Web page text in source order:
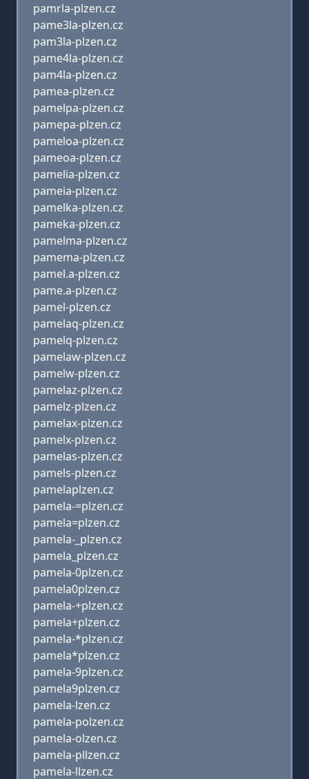
pamrla-plzen.cz
pame3la-plzen.cz
pam3la-plzen.cz
pame4la-plzen.cz
pam4la-plzen.cz
pamea-plzen.cz
pamelpa-plzen.cz
pamepa-plzen.cz
pameloa-plzen.cz
pameoa-plzen.cz
pamelia-plzen.cz
pameia-plzen.cz
pamelka-plzen.cz
pameka-plzen.cz
pamelma-plzen.cz
pamema-plzen.cz
pamel.a-plzen.cz
pame.a-plzen.cz
pamel-plzen.cz
pamelaq-plzen.cz
pamelq-plzen.cz
pamelaw-plzen.cz
pamelw-plzen.cz
pamelaz-plzen.cz
pamelz-plzen.cz
pamelax-plzen.cz
pamelx-plzen.cz
pamelas-plzen.cz
pamels-plzen.cz
pamelaplzen.cz
pamela-=plzen.cz
pamela=plzen.cz
pamela-_plzen.cz
pamela_plzen.cz
pamela-0plzen.cz
pamela0plzen.cz
pamela-+plzen.cz
pamela+plzen.cz
pamela-*plzen.cz
pamela*plzen.cz
pamela-9plzen.cz
pamela9plzen.cz
pamela-lzen.cz
pamela-polzen.cz
pamela-olzen.cz
pamela-pllzen.cz
pamela-llzen.cz